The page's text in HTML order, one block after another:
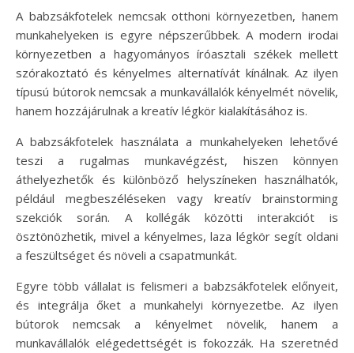
A babzsákfotelek nemcsak otthoni környezetben, hanem
munkahelyeken is egyre népszerűbbek. A modern irodai
környezetben a hagyományos íróasztali székek mellett
szórakoztató és kényelmes alternatívát kínálnak. Az ilyen
típusú bútorok nemcsak a munkavállalók kényelmét növelik,
hanem hozzájárulnak a kreatív légkör kialakításához is.
A babzsákfotelek használata a munkahelyeken lehetővé
teszi a rugalmas munkavégzést, hiszen könnyen
áthelyezhetők és különböző helyszíneken használhatók,
például megbeszéléseken vagy kreatív brainstorming
szekciók során. A kollégák közötti interakciót is
ösztönözhetik, mivel a kényelmes, laza légkör segít oldani
a feszültséget és növeli a csapatmunkát.
Egyre több vállalat is felismeri a babzsákfotelek előnyeit,
és integrálja őket a munkahelyi környezetbe. Az ilyen
bútorok nemcsak a kényelmet növelik, hanem a
munkavállalók elégedettségét is fokozzák. Ha szeretnéd